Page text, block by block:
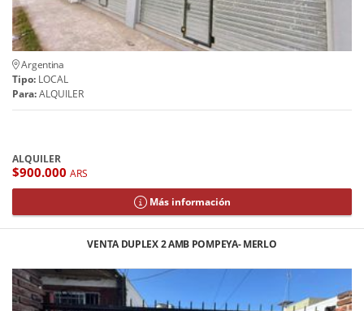
Argentina
Tipo: LOCAL
Para:ALQUILER
ALQUILER
$900.000 ARS
Más información
VENTA DUPLEX 2 AMB POMPEYA- MERLO